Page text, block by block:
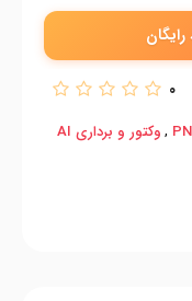
0
, وکتور و برداری AI